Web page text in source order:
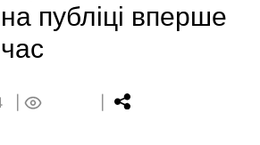
публіці вперше